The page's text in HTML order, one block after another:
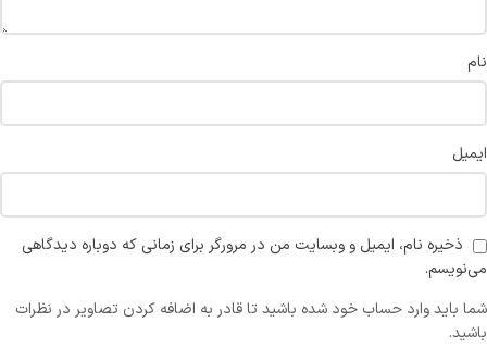
نام
ایمیل
ذخیره نام، ایمیل و وبسایت من در مرورگر برای زمانی که دوباره دیدگاهی
می‌نویسم.
شما باید وارد حساب خود شده باشید تا قادر به اضافه کردن تصاویر در نظرات
باشید.